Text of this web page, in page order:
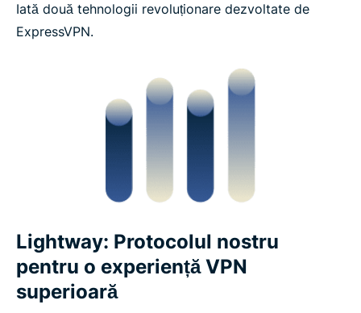
Iată două tehnologii revoluționare dezvoltate de
ExpressVPN.
Lightway: Protocolul nostru
pentru o experiență VPN
superioară